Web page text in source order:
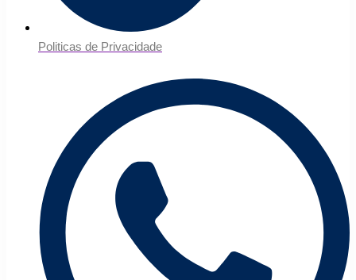
Politicas de Privacidade